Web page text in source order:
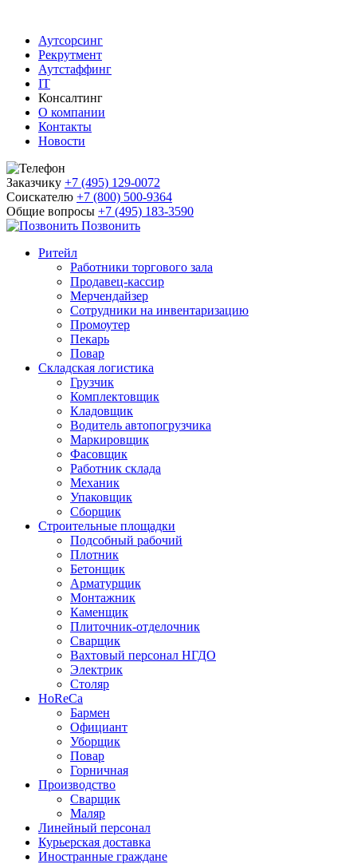
Аутсорсинг
Рекрутмент
Аутстаффинг
IT
Консалтинг
О компании
Контакты
Новости
Заказчику +7 (495) 129-0072
Соискателю +7 (800) 500-9364
Общие вопросы +7 (495) 183-3590
Позвонить
Ритейл
Работники торгового зала
Продавец-кассир
Мерчендайзер
Сотрудники на инвентаризацию
Промоутер
Пекарь
Повар
Складская логистика
Грузчик
Комплектовщик
Кладовщик
Водитель автопогрузчика
Маркировщик
Фасовщик
Работник склада
Механик
Упаковщик
Сборщик
Строительные площадки
Подсобный рабочий
Плотник
Бетонщик
Арматурщик
Монтажник
Каменщик
Плиточник-отделочник
Сварщик
Вахтовый персонал НГДО
Электрик
Столяр
HoReCa
Бармен
Официант
Уборщик
Повар
Горничная
Производство
Сварщик
Маляр
Линейный персонал
Курьерская доставка
Иностранные граждане